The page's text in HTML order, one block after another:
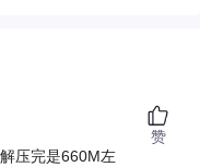
压完是660M左
赞